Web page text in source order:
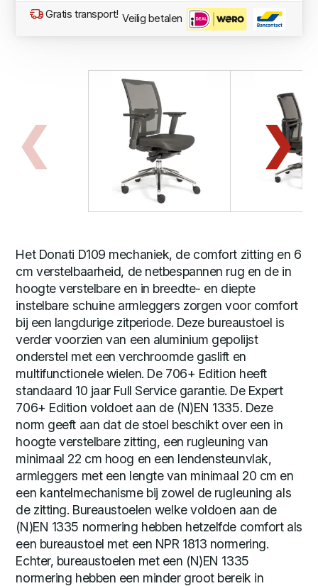
Gratis transport! Veilig betalen
Het Donati D109 mechaniek, de comfort zitting en 6
cm verstelbaarheid, de netbespannen rug en de in
hoogte verstelbare en in breedte- en diepte
instelbare schuine armleggers zorgen voor comfort
bij een langdurige zitperiode. Deze bureaustoel is
verder voorzien van een aluminium gepolijst
onderstel met een verchroomde gaslift en
multifunctionele wielen. De 706+ Edition heeft
standaard 10 jaar Full Service garantie. De Expert
706+ Edition voldoet aan de (N)EN 1335. Deze
norm geeft aan dat de stoel beschikt over een in
hoogte verstelbare zitting, een rugleuning van
minimaal 22 cm hoog en een lendensteunvlak,
armleggers met een lengte van minimaal 20 cm en
een kantelmechanisme bij zowel de rugleuning als
de zitting. Bureaustoelen welke voldoen aan de
(N)EN 1335 normering hebben hetzelfde comfort als
een bureaustoel met een NPR 1813 normering.
Echter, bureaustoelen met een (N)EN 1335
normering hebben een minder groot bereik in